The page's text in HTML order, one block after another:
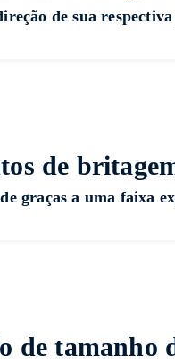
de sua
de
graças a uma faixa
de tamanho